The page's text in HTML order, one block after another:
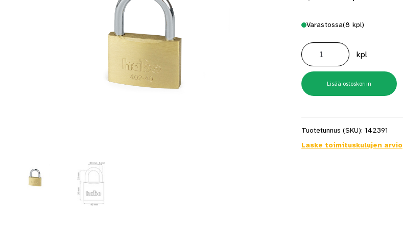
Varastossa(8 kpl)
Riippulukko
Habo
402-
40
IP
määrä
kpl
Lisää ostoskoriin
Tuotetunnus (SKU): 142391
Laske toimituskulujen arvio